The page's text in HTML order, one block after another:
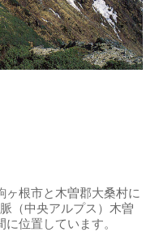
ヶ根市と木曽郡大桑村に
（中央アルプス）木曽
位置しています。